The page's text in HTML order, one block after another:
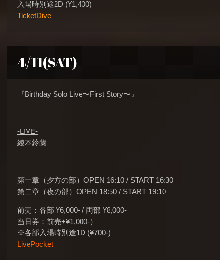
入場時別途2D (¥1,400)
TicketDive
4/11(SAT)
『Birthday Solo Live〜First Story〜』
-LIVE-
綾本鈴蘭
第一章（夕方の部）OPEN 16:10 / START 16:30
第二章（夜の部）OPEN 18:50 / START 19:10
前売：各部 ¥6,000- / 両部 ¥8,000-
当日券：前売+¥1,000-）
※各部入場時別途1D (¥700-)
LivePocket